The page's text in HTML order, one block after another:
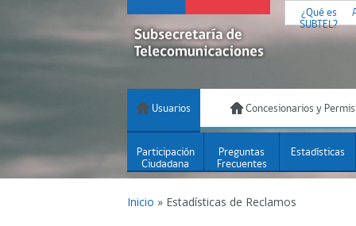
¿Qué es
SUBTEL?
Usuarios Concesionarios y
Participación
Ciudadana
Preguntas
Frecuentes
Estadísticas
Inicio » Estadísticas de Reclamos